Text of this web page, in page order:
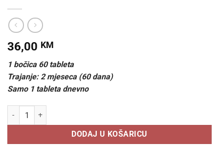
36,00 KM
1 bočica 60 tableta
Trajanje: 2 mjeseca (60 dana)
Samo 1 tableta dnevno
BIVITS CINK SELEN (60 TABLETA) količina
DODAJ U KOŠARICU